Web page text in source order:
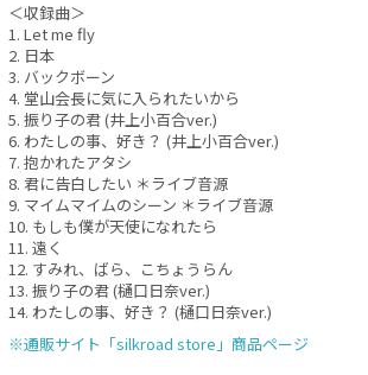
＜収録曲＞
1. Let me fly
2. 日本
3. バックボーン
4. 堂山会長に気に入られたいから
5. 振り子の君 (井上小百合ver.)
6. わたしの事、好き？ (井上小百合ver.)
7. 抱かれたアタシ
8. 君に告白したい ＊ライブ音源
9. マイムマイムのシーン ＊ライブ音源
10. もしも僕が天使になれたら
11. 遠く
12. すみれ、ばら、こちょうらん
13. 振り子の君 (樋口日奈ver.)
14. わたしの事、好き？ (樋口日奈ver.)
※通販サイト「silkroad store」商品ページ